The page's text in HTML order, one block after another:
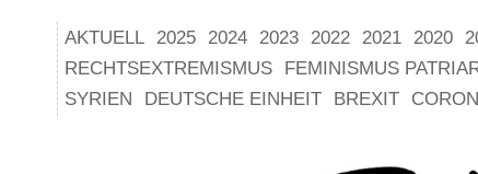
AKTUELL 2025 2024 2023 2022 2021 2020
RECHTSEXTREMISMUS
FEMINISMUS
SYRIEN
DEUTSCHE EINHEIT BREXIT